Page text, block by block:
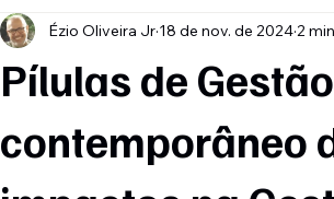
Pílulas de
contemporâneo
Ézio Oliveira Jr 18 de nov. de 2024 2